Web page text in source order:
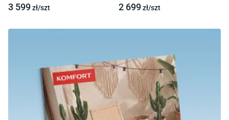
3 599zł/szt 2 699zł/szt